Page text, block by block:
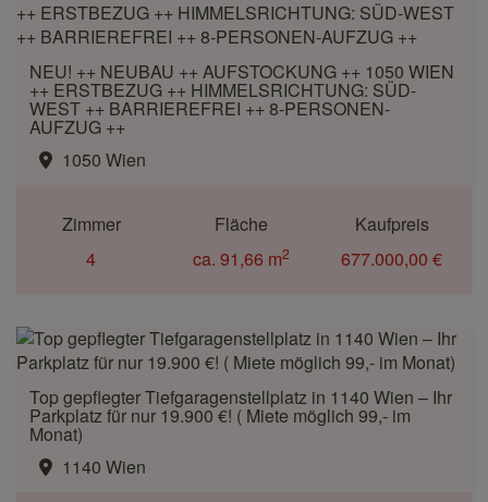
NEU! ++ NEUBAU ++ AUFSTOCKUNG ++ 1050 WIEN
++ ERSTBEZUG ++ HIMMELSRICHTUNG: SÜD-
WEST ++ BARRIEREFREI ++ 8-PERSONEN-
AUFZUG ++
1050 Wien
Zimmer
4
Fläche
ca. 91,66 m2
Kaufpreis
677.000,00 €
Top gepflegter Tiefgaragenstellplatz in 1140 Wien – Ihr
Parkplatz für nur 19.900 €! ( Miete möglich 99,- im
Monat)
1140 Wien